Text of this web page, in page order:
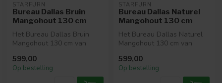
STARFURN
Bureau Dallas Bruin
Mangohout 130 cm
Het Bureau Dallas Bruin
Mangohout 130 cm van
strak desig...
599,00
Op bestelling
STARFURN
Bureau Dallas Naturel
Mangohout 130 cm
Het Bureau Dallas Naturel
Mangohout 130 cm van
strak des...
599,00
Op bestelling